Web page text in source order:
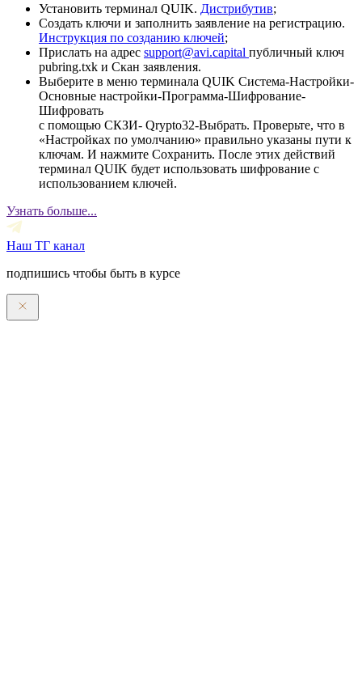
Установить терминал QUIK. Дистрибутив;
Создать ключи и заполнить заявление на регистрацию.
Инструкция по созданию ключей;
Прислать на адрес support@avi.capital публичный ключ
pubring.txk и Скан заявления.
Выберите в меню терминала QUIK Система-Настройки-
Основные настройки-Программа-Шифрование-
Шифровать
с помощью СКЗИ- Qrypto32-Выбрать. Проверьте, что в
«Настройках по умолчанию» правильно указаны пути к
ключам. И нажмите Сохранить. После этих действий
терминал QUIK будет использовать шифрование с
использованием ключей.
Узнать больше...
Наш ТГ канал
подпишись чтобы быть в курсе